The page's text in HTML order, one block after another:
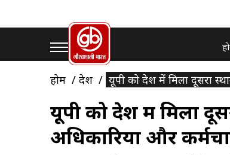
होम देश यूपी को देश में मिला दूसरा
यूपी को देश में मिला
अधिकारियों और